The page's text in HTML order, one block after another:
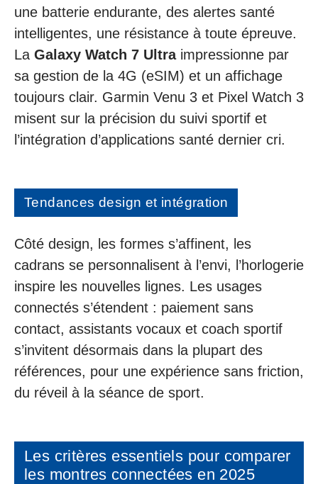
une batterie endurante, des alertes santé
intelligentes, une résistance à toute épreuve.
La Galaxy Watch 7 Ultraimpressionne par
sa gestion de la 4G (eSIM) et un affichage
toujours clair. Garmin Venu 3 et Pixel Watch 3
misent sur la précision du suivi sportif et
l’intégration d’applications santé dernier cri.
Tendances design et intégration
Côté design, les formes s’affinent, les
cadrans se personnalisent à l’envi, l’horlogerie
inspire les nouvelles lignes. Les usages
connectés s’étendent : paiement sans
contact, assistants vocaux et coach sportif
s’invitent désormais dans la plupart des
références, pour une expérience sans friction,
du réveil à la séance de sport.
Les critères essentiels pour comparer
les montres connectées en 2025